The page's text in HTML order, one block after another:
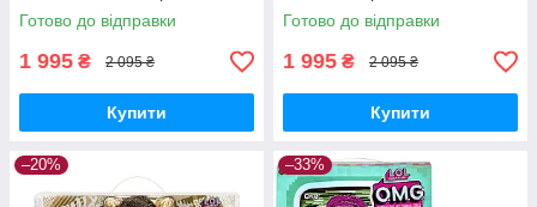
G. Серії Денс 117858
Оригінал
Готово до відправки
1 995 ₴ 2 095 ₴
Купити
G. 117872 Оригінал
Готово до відправки
1 995 ₴ 2 095 ₴
Купити
–20% –33%